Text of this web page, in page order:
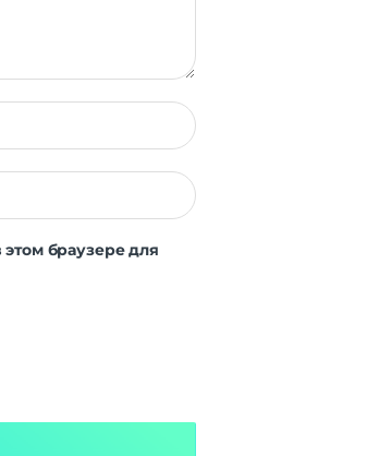
браузере для